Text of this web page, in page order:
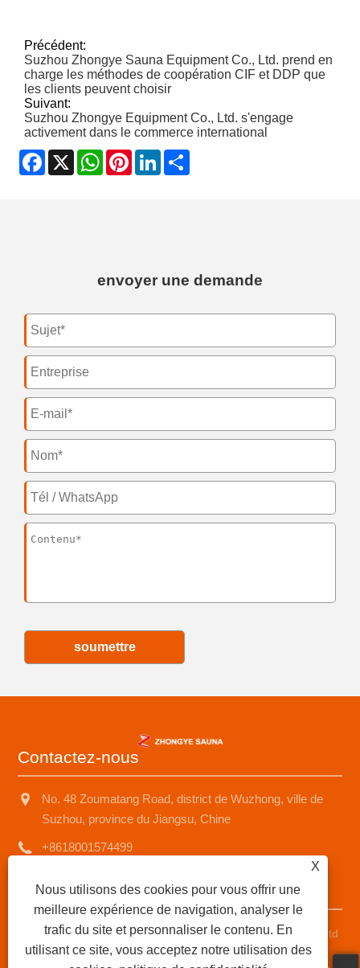
Précédent:
Suzhou Zhongye Sauna Equipment Co., Ltd. prend en
charge les méthodes de coopération CIF et DDP que
les clients peuvent choisir
Suivant:
Suzhou Zhongye Equipment Co., Ltd. s'engage
activement dans le commerce international
Facebook
X WhatsApp
PinterestLinkedIn
envoyer une demande
soumettre
Contactez-nous
No. 48 Zoumatang Road, district de Wuzhong, ville de
Suzhou, province du Jiangsu, Chine
+8618001574499
Copyright © 2025 Suzhou Zhongye Sauna Equipment Co., Ltd
Tous droits réservés.
X
Nous utilisons des cookies pour vous offrir une
meilleure expérience de navigation, analyser le
trafic du site et personnaliser le contenu. En
utilisant ce site, vous acceptez notre utilisation des